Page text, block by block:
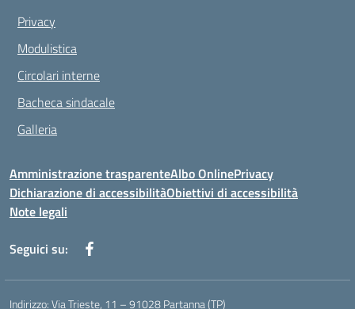
Privacy
Modulistica
Circolari interne
Bacheca sindacale
Galleria
Amministrazione trasparenteAlbo OnlinePrivacy
Dichiarazione di accessibilitàObiettivi di accessibilità
Note legali
Seguici su:
Indirizzo:Via Trieste, 11 – 91028 Partanna (TP)